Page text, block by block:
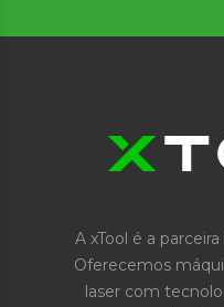
A xTool é a
Oferecemos
laser com